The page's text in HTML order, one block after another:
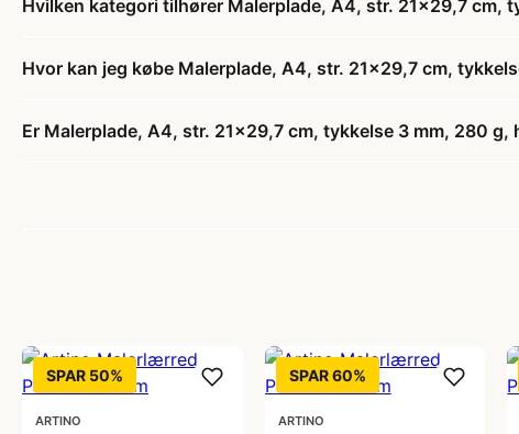
Hvilken kategori tilhører Malerplade, A4, str. 21x29,7 cm,
Hvor kan jeg købe Malerplade, A4, str. 21x29,7 cm,
Er Malerplade, A4, str. 21x29,7 cm, tykkelse 3 mm, 280 g,
SPAR 50%
ARTINO
SPAR 60%
ARTINO